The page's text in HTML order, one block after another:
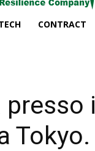
CONTRACT
il
Tokyo.